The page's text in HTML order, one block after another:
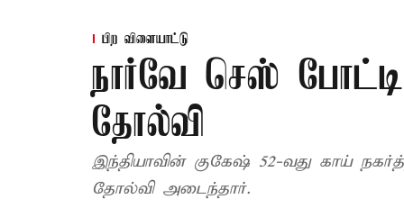
பிற விளையாட்டு
நார்வே செஸ்
தோல்வி
இந்தியாவின் குகேஷ் 52-வது காய்
தோல்வி அடைந்தார்.